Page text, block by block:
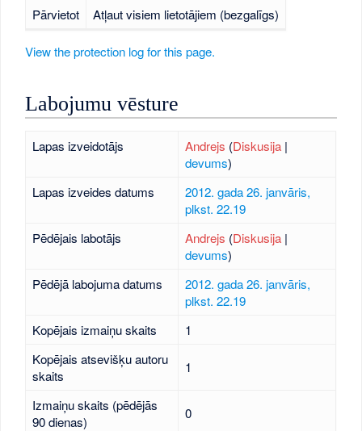
Pārvietot
Atļaut visiem lietotājiem (bezgalīgs)
View the protection log for this page.
Labojumu vēsture
Lapas izveidotājs Andrejs (Diskusija|
devums)
Lapas izveides datums
2012. gada 26. janvāris,
plkst. 22.19
Pēdējais labotājs
Andrejs (Diskusija|
devums)
Pēdējā labojuma datums
2012. gada 26. janvāris,
plkst. 22.19
Kopējais izmaiņu skaits
1
Kopējais atsevišķu autoru
skaits
1
Izmaiņu skaits (pēdējās
90 dienas)
0